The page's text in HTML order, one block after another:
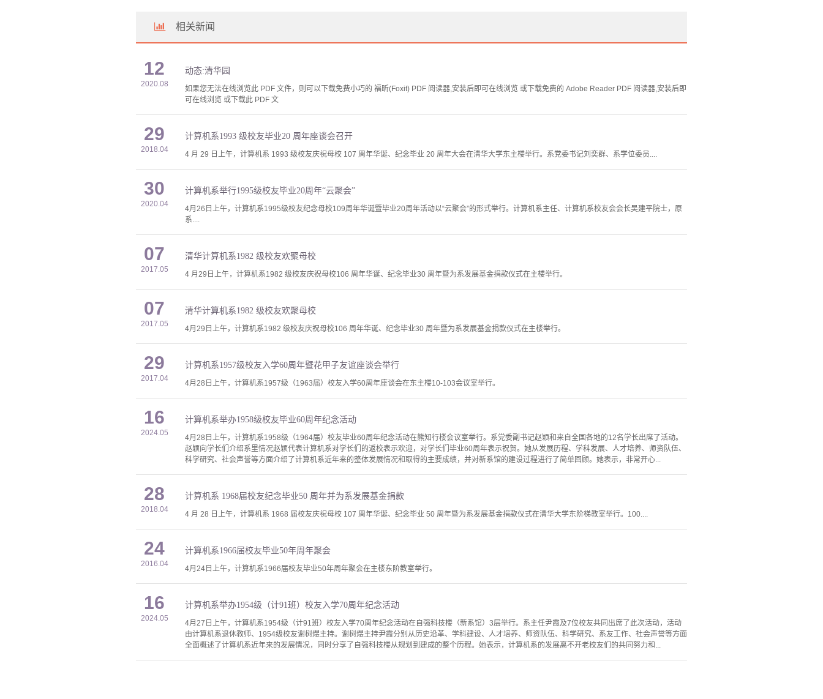
相关新闻
12
2020.08
动态:清华园
如果您无法在线浏览此 PDF 文件，则可以下载免费小巧的 福昕(Foxit) PDF 阅读器,安装后即可在线浏览 或下载免费的 Adobe Reader PDF 阅读器,安装后即
可在线浏览 或下载此 PDF 文
29
2018.04
计算机系1993 级校友毕业20 周年座谈会召开
4 月 29 日上午，计算机系 1993 级校友庆祝母校 107 周年华诞、纪念毕业 20 周年大会在清华大学东主楼举行。系党委书记刘奕群、系学位委员....
30
2020.04
计算机系举行1995级校友毕业20周年“云聚会”
4月26日上午，计算机系1995级校友纪念母校109周年华诞暨毕业20周年活动以“云聚会”的形式举行。计算机系主任、计算机系校友会会长吴建平院士，原
系....
07
2017.05
清华计算机系1982 级校友欢聚母校
4 月29日上午，计算机系1982 级校友庆祝母校106 周年华诞、纪念毕业30 周年暨为系发展基金捐款仪式在主楼举行。
07
2017.05
清华计算机系1982 级校友欢聚母校
4月29日上午，计算机系1982 级校友庆祝母校106 周年华诞、纪念毕业30 周年暨为系发展基金捐款仪式在主楼举行。
29
2017.04
计算机系1957级校友入学60周年暨花甲子友谊座谈会举行
4月28日上午，计算机系1957级（1963届）校友入学60周年座谈会在东主楼10-103会议室举行。
16
2024.05
计算机系举办1958级校友毕业60周年纪念活动
4月28日上午，计算机系1958级（1964届）校友毕业60周年纪念活动在熊知行楼会议室举行。系党委副书记赵颖和来自全国各地的12名学长出席了活动。
赵颖向学长们介绍系里情况赵颖代表计算机系对学长们的返校表示欢迎，对学长们毕业60周年表示祝贺。她从发展历程、学科发展、人才培养、师资队伍、
科学研究、社会声誉等方面介绍了计算机系近年来的整体发展情况和取得的主要成绩，并对新系馆的建设过程进行了简单回顾。她表示，非常开心...
28
2018.04
计算机系 1968届校友纪念毕业50 周年并为系发展基金捐款
4 月 28 日上午，计算机系 1968 届校友庆祝母校 107 周年华诞、纪念毕业 50 周年暨为系发展基金捐款仪式在清华大学东阶梯教室举行。100....
24
2016.04
计算机系1966届校友毕业50年周年聚会
4月24日上午，计算机系1966届校友毕业50年周年聚会在主楼东阶教室举行。
16
2024.05
计算机系举办1954级（计91班）校友入学70周年纪念活动
4月27日上午，计算机系1954级（计91班）校友入学70周年纪念活动在自强科技楼（新系馆）3层举行。系主任尹霞及7位校友共同出席了此次活动，活动
由计算机系退休教师、1954级校友谢树煜主持。谢树煜主持尹霞分别从历史沿革、学科建设、人才培养、师资队伍、科学研究、系友工作、社会声誉等方面
全面概述了计算机系近年来的发展情况，同时分享了自强科技楼从规划到建成的整个历程。她表示，计算机系的发展离不开老校友们的共同努力和...